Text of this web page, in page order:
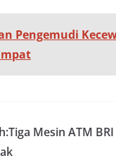
Pengemudi
Mesin ATM BRI